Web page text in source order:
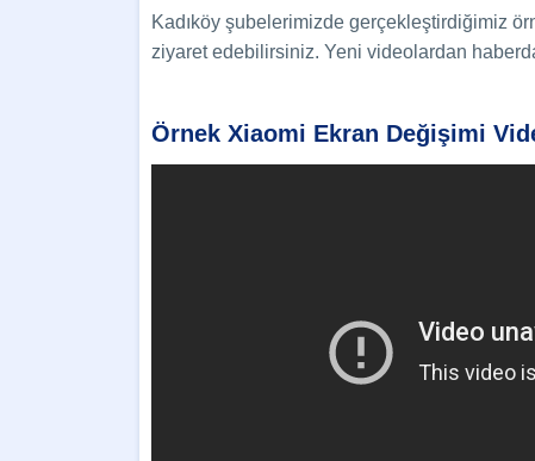
Kadıköy şubelerimizde gerçekleştirdiğimiz
ziyaret edebilirsiniz. Yeni videolardan
Örnek Xiaomi Ekran Değişimi